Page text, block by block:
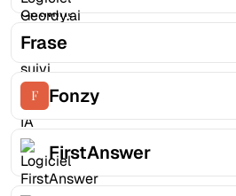
Frase
Fonzy
FirstAnswer